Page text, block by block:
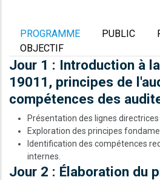
PROGRAMME PUBLIC
OBJECTIF
Jour 1 : Introduction à
19011, principes de
compétences des
Présentation des lignes directrices
Exploration des principes
Identification des compétences
internes.
Jour 2 : Élaboration du